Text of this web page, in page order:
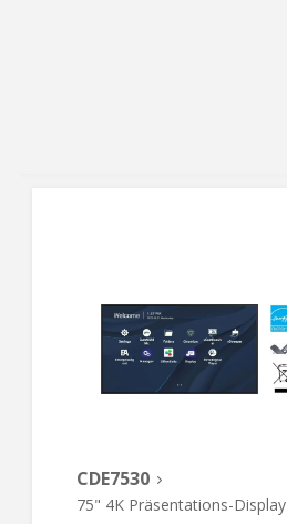
CDE7530
75" 4K Präsentations-Display